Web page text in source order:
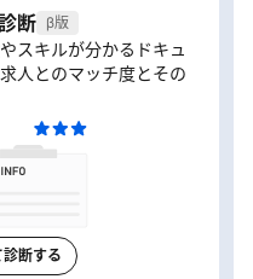
断 β版
スキルが分かるドキュ
人とのマッチ度とその
断する